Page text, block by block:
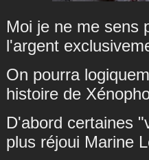
Moi je ne me sens
l'argent
On pourra
histoire de
D'abord certaines
plus réjoui Marine